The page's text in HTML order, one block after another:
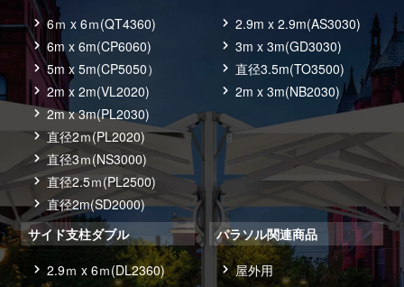
6ｍ x 6ｍ(QT4360)
6m x 6m(CP6060)
5m x 5m(CP5050）
2m x 2m(VL2020)
2m x 3m(PL2030)
直径2ｍ(PL2020)
直径3ｍ(NS3000)
直径2.5ｍ(PL2500)
直径2m(SD2000)
2.9m x 2.9m(AS3030)
3m x 3m(GD3030)
直径3.5m(TO3500)
2m x 3m(NB2030)
サイド支柱ダブル
2.9ｍ x 6ｍ(DL2360)
パラソル関連商品
屋外用